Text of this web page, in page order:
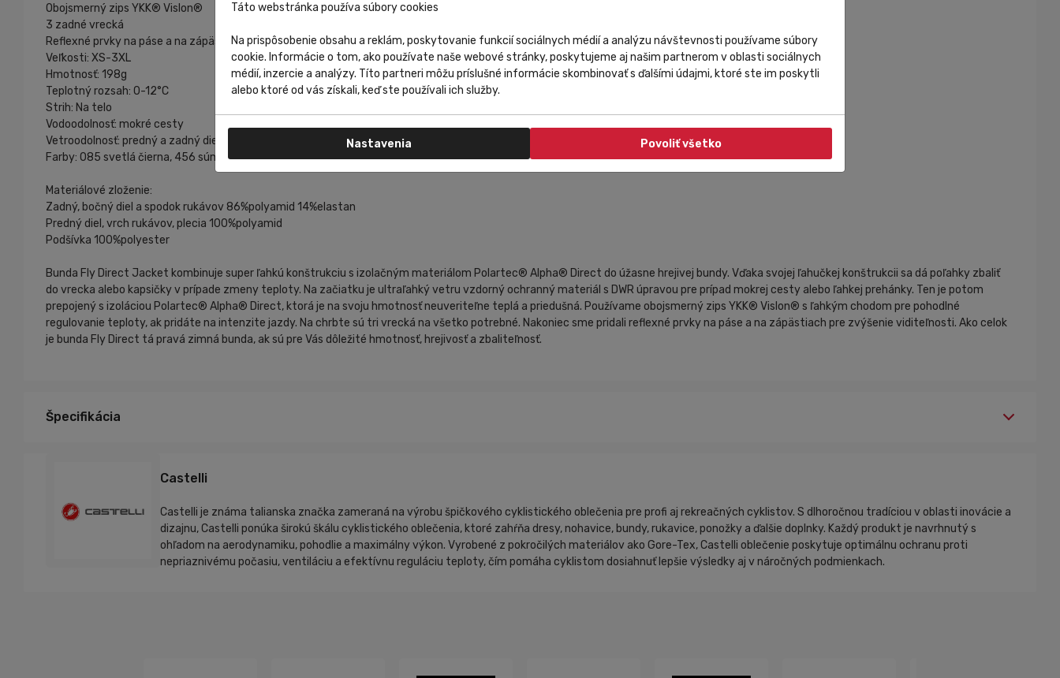
Obojsmerný zips YKK® Vislon®
3 zadné vrecká
Reflexné prvky na páse a na zápästí pre zvýšenú viditeľnosť
Veľkosti: XS-3XL
Hmotnosť: 198g
Teplotný rozsah: 0-12°C
Strih: Na telo
Vodoodolnosť: mokré cesty
Vetroodolnosť: predný a zadný diel
Farby: 085 svetlá čierna, 456 súmračná modrá
Materiálové zloženie:
Zadný, bočný diel a spodok rukávov 86%polyamid 14%elastan
Predný diel, vrch rukávov, plecia 100%polyamid
Podšívka 100%polyester
Bunda Fly Direct Jacket kombinuje super ľahkú konštrukciu s izolačným materiálom Polartec® Alpha® Direct do úžasne hrejivej bundy. Vďaka svojej ľahučkej konštrukcii sa dá poľahky zbaliť
do vrecka alebo kapsičky v prípade zmeny teploty. Na začiatku je ultraľahký vetru vzdorný ochranný materiál s DWR úpravou pre prípad mokrej cesty alebo ľahkej prehánky. Ten je potom
prepojený s izoláciou Polartec® Alpha® Direct, ktorá je na svoju hmotnosť neuveriteľne teplá a priedušná. Používame obojsmerný zips YKK® Vislon® s ľahkým chodom pre pohodlné
regulovanie teploty, ak pridáte na intenzite jazdy. Na chrbte sú tri vrecká na všetko potrebné. Nakoniec sme pridali reflexné prvky na páse a na zápästiach pre zvýšenie viditeľnosti. Ako celok
je bunda Fly Direct tá pravá zimná bunda, ak sú pre Vás dôležité hmotnosť, hrejivosť a zbaliteľnosť.
Špecifikácia
Castelli
Castelli je známa talianska značka zameraná na výrobu špičkového cyklistického oblečenia pre profi aj rekreačných cyklistov. S dlhoročnou tradíciou v oblasti inovácie a
dizajnu, Castelli ponúka širokú škálu cyklistického oblečenia, ktoré zahŕňa dresy, nohavice, bundy, rukavice, ponožky a ďalšie doplnky. Každý produkt je navrhnutý s
ohľadom na aerodynamiku, pohodlie a maximálny výkon. Vyrobené z pokročilých materiálov ako Gore-Tex, Castelli oblečenie poskytuje optimálnu ochranu proti
nepriaznivému počasiu, ventiláciu a efektívnu reguláciu teploty, čím pomáha cyklistom dosiahnuť lepšie výsledky aj v náročných podmienkach.
Táto webstránka používa súbory cookies
Na prispôsobenie obsahu a reklám, poskytovanie funkcií sociálnych médií a analýzu návštevnosti používame súbory
cookie. Informácie o tom, ako používate naše webové stránky, poskytujeme aj našim partnerom v oblasti sociálnych
médií, inzercie a analýzy. Títo partneri môžu príslušné informácie skombinovať s ďalšími údajmi, ktoré ste im poskytli
alebo ktoré od vás získali, keď ste používali ich služby.
Nastavenia Povoliť všetko